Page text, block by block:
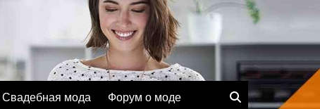
Свадебная мода Форум о моде